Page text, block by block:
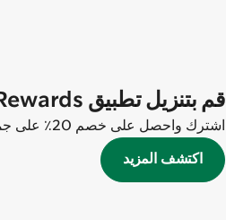
قم بتنزيل تطبيق Starbucks Rewards الآن
اشترك واحصل على خصم 20٪ على جميع المشروبات في أول طلبين لك!
اكتشف المزيد